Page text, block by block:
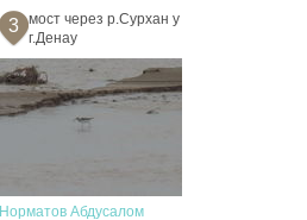
3
мост через р.Сурхан у
г.Денау
Норматов Абдусалом